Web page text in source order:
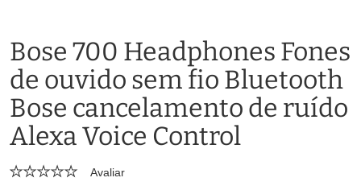
Bose 700 Headphones Fones
de ouvido sem fio Bluetooth
Bose cancelamento de ruído
Alexa Voice Control
Avaliar